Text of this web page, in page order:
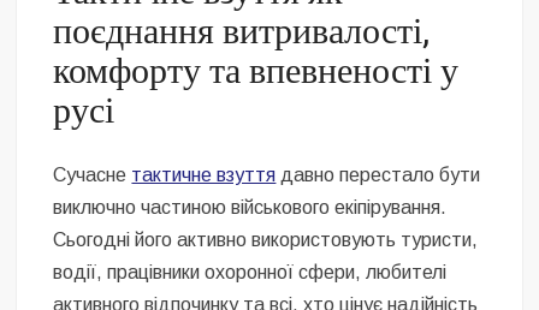
Безугла закликає валити Сирського
Світові бренди одягу та взуття: розвиток ринку та вплив на
сучасну моду
навколо керівництва армії
поєднання витривалості,
комфорту та впевненості у
русі
Сучасне тактичне взуття давно перестало бути
виключно частиною військового екіпірування.
Сьогодні його активно використовують туристи,
водії, працівники охоронної сфери, любителі
активного відпочинку та всі, хто цінує надійність